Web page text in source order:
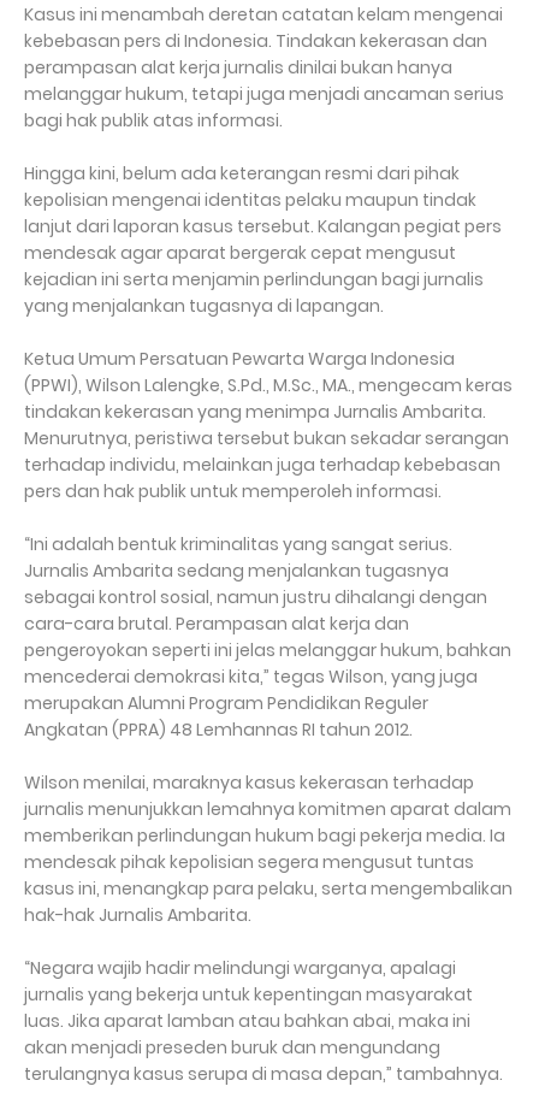
Kasus ini menambah deretan catatan kelam mengenai
kebebasan pers di Indonesia. Tindakan kekerasan dan
perampasan alat kerja jurnalis dinilai bukan hanya
melanggar hukum, tetapi juga menjadi ancaman serius
bagi hak publik atas informasi.
Hingga kini, belum ada keterangan resmi dari pihak
kepolisian mengenai identitas pelaku maupun tindak
lanjut dari laporan kasus tersebut. Kalangan pegiat pers
mendesak agar aparat bergerak cepat mengusut
kejadian ini serta menjamin perlindungan bagi jurnalis
yang menjalankan tugasnya di lapangan.
Ketua Umum Persatuan Pewarta Warga Indonesia
(PPWI), Wilson Lalengke, S.Pd., M.Sc., MA., mengecam keras
tindakan kekerasan yang menimpa Jurnalis Ambarita.
Menurutnya, peristiwa tersebut bukan sekadar serangan
terhadap individu, melainkan juga terhadap kebebasan
pers dan hak publik untuk memperoleh informasi.
“Ini adalah bentuk kriminalitas yang sangat serius.
Jurnalis Ambarita sedang menjalankan tugasnya
sebagai kontrol sosial, namun justru dihalangi dengan
cara-cara brutal. Perampasan alat kerja dan
pengeroyokan seperti ini jelas melanggar hukum, bahkan
mencederai demokrasi kita,” tegas Wilson, yang juga
merupakan Alumni Program Pendidikan Reguler
Angkatan (PPRA) 48 Lemhannas RI tahun 2012.
Wilson menilai, maraknya kasus kekerasan terhadap
jurnalis menunjukkan lemahnya komitmen aparat dalam
memberikan perlindungan hukum bagi pekerja media. Ia
mendesak pihak kepolisian segera mengusut tuntas
kasus ini, menangkap para pelaku, serta mengembalikan
hak-hak Jurnalis Ambarita.
“Negara wajib hadir melindungi warganya, apalagi
jurnalis yang bekerja untuk kepentingan masyarakat
luas. Jika aparat lamban atau bahkan abai, maka ini
akan menjadi preseden buruk dan mengundang
terulangnya kasus serupa di masa depan,” tambahnya.